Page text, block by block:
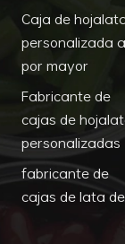
Caja de
personalizada
por mayor
Fabricante de
cajas de
personalizadas
fabricante de
cajas de lata